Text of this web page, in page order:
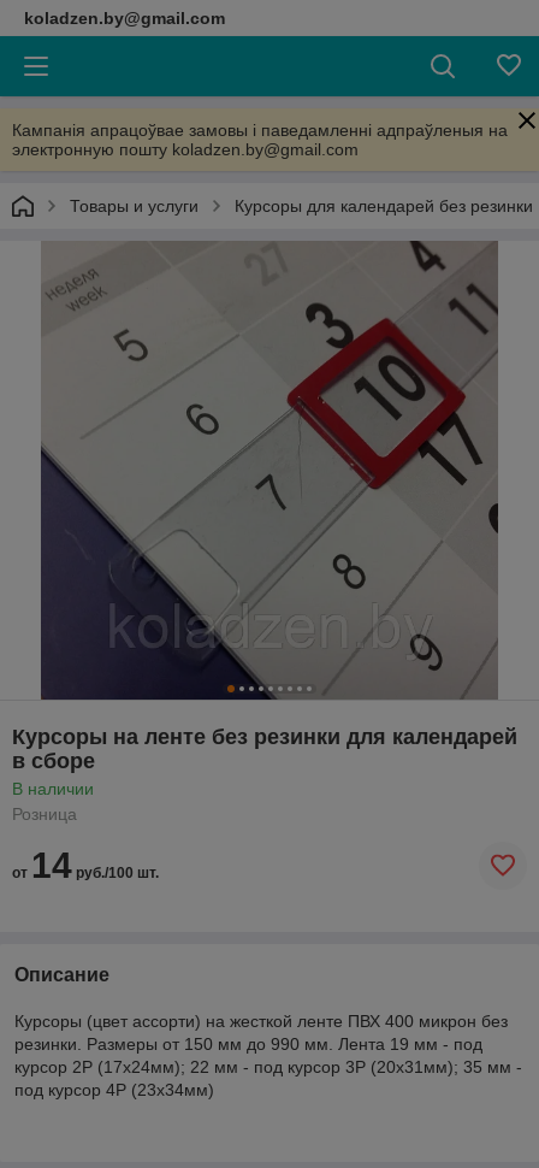
koladzen.by@gmail.com
Кампанія апрацоўвае замовы і паведамленні адпраўленыя на
электронную пошту koladzen.by@gmail.com
Товары и услуги Курсоры для календарей без резинки
Курсоры на ленте без резинки для календарей
в сборе
В наличии
Розница
от 14 руб./100 шт.
Описание
Курсоры (цвет ассорти) на жесткой ленте ПВХ 400 микрон без
резинки. Размеры от 150 мм до 990 мм. Лента 19 мм - под
курсор 2Р (17х24мм); 22 мм - под курсор 3Р (20х31мм); 35 мм -
под курсор 4Р (23х34мм)